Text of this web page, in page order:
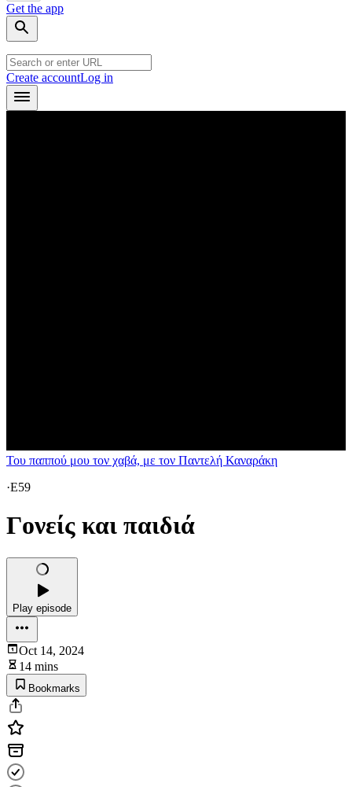
Get the app
Create accountLog in
Του παππού μου τον χαβά, με τον Παντελή Καναράκη
·E59
Γονείς και παιδιά
Play episode
Oct 14, 2024
14 mins
Bookmarks